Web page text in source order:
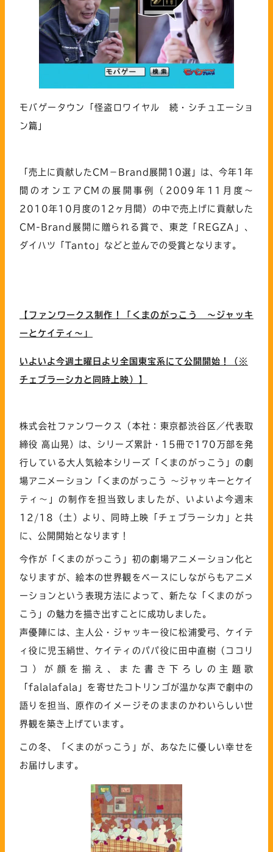
モバゲータウン「怪盗ロワイヤル 続・シチュエーショ
ン篇」
「売上に貢献したCM－Brand展開10選」は、今年1年
間のオンエアCMの展開事例（2009年11月度～
2010年10月度の12ヶ月間）の中で売上げに貢献した
CM-Brand展開に贈られる賞で、東芝「REGZA」、
ダイハツ「Tanto」などと並んでの受賞となります。
【ファンワークス制作！「くまのがっこう ～ジャッキ
ーとケイティ～」
いよいよ今週土曜日より全国東宝系にて公開開始！（※
チェブラーシカと同時上映）】
株式会社ファンワークス（本社：東京都渋谷区／代表取
締役 高山晃）は、シリーズ累計・15冊で170万部を発
行している大人気絵本シリーズ「くまのがっこう」の劇
場アニメーション「くまのがっこう ～ジャッキーとケイ
ティ～」の制作を担当致しましたが、いよいよ今週末
12/18（土）より、同時上映「チェブラーシカ」と共
に、公開開始となります！
今作が「くまのがっこう」初の劇場アニメーション化と
なりますが、絵本の世界観をベースにしながらもアニメ
ーションという表現方法によって、新たな「くまのがっ
こう」の魅力を描き出すことに成功しました。
声優陣には、主人公・ジャッキー役に松浦愛弓、ケイテ
ィ役に児玉絹世、ケイティのパパ役に田中直樹（ココリ
コ）が顔を揃え、また書き下ろしの主題歌
「falalafala」を寄せたコトリンゴが温かな声で劇中の
語りを担当、原作のイメージそのままのかわいらしい世
界観を築き上げています。
この冬、「くまのがっこう」が、あなたに優しい幸せを
お届けします。